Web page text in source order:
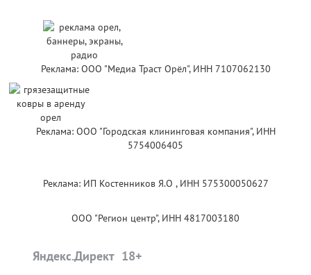
Реклама: ООО "Медиа Траст Орёл", ИНН 7107062130
Реклама: ООО "Городская клининговая компания", ИНН
5754006405
Реклама: ИП Костенников Я.О , ИНН 575300050627
ООО "Регион центр", ИНН 4817003180
Яндекс.Директ